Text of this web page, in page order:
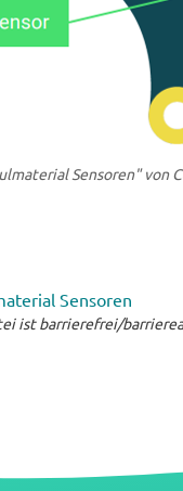
Sensoren" von
Sensoren
ist barrierefrei/